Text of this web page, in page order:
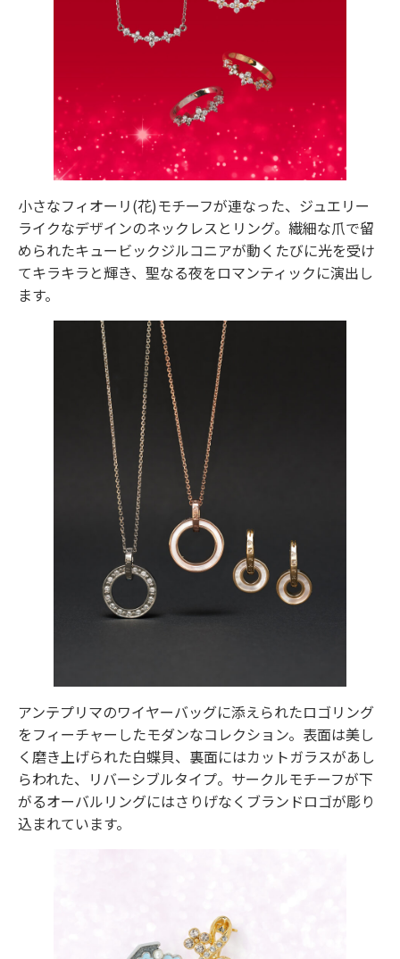
小さなフィオーリ(花)モチーフが連なった、ジュエリー
ライクなデザインのネックレスとリング。繊細な爪で留
められたキュービックジルコニアが動くたびに光を受け
てキラキラと輝き、聖なる夜をロマンティックに演出し
ます。
アンテプリマのワイヤーバッグに添えられたロゴリング
をフィーチャーしたモダンなコレクション。表面は美し
く磨き上げられた白蝶貝、裏面にはカットガラスがあし
らわれた、リバーシブルタイプ。サークルモチーフが下
がるオーバルリングにはさりげなくブランドロゴが彫り
込まれています。